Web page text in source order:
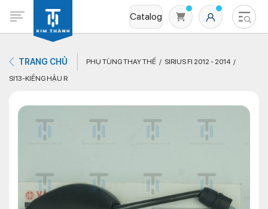
Catalog
TRANG CHỦ PHỤ TÙNG THAY THẾ
SIRIUS FI 2012 - 2014
SI13-KIẾNG HẬU R